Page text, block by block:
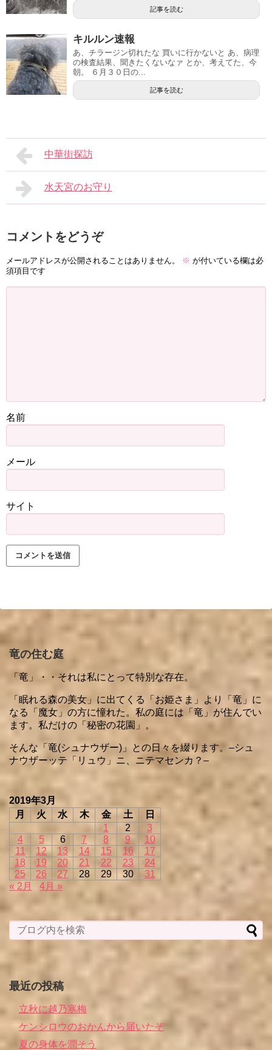
記事を読む
キルルン速報
あ、チラージン切れたな 買いに行かないと あ、病理
の検査結果、聞きたくないなァ とか、考えてた、今
朝。 ６月３０日の...
記事を読む
中華街探訪
水天宮のお守り
コメントをどうぞ
メールアドレスが公開されることはありません。 ※ が付いている欄は必
須項目です
名前
メール
サイト
竜の住む庭
「竜」・・それは私にとって特別な存在。
「眠れる森の美女」に出てくる「お姫さま」より「竜」に
なる「魔女」の方に憧れた。私の庭には「竜」が住んでい
ます。私だけの「秘密の花園」。
そんな「竜(シュナウザー)」との日々を綴ります。–シュ
ナウザーッテ「リュウ」ニ、ニテマセンカ？–
2019年3月
月
火 水 木 金 土
日
1
2
3
4
5 6 7 8 9
10
11
12 13 14 15 16
17
18
19 20 21 22 23
24
25
26 27 28 29 30
31
« 2月
4月 »
最近の投稿
立秋に越乃寒梅
ケンシロウのおかんから届いたぞ
夏の身体を潤そう